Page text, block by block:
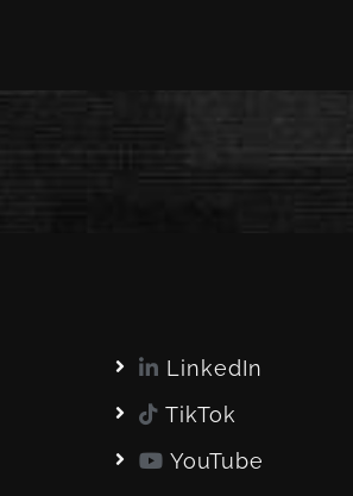
LinkedIn
TikTok
YouTube